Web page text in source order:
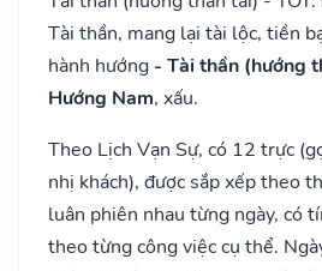
Tài thần, mang lại tài lộc, tiền
hành hướng - Tài thần (hướng
Hướng Nam, xấu.
Theo Lịch Vạn Sự, có 12 trực
nhị khách), được sắp xếp theo
luân phiên nhau từng ngày, có
theo từng công việc cụ thể.